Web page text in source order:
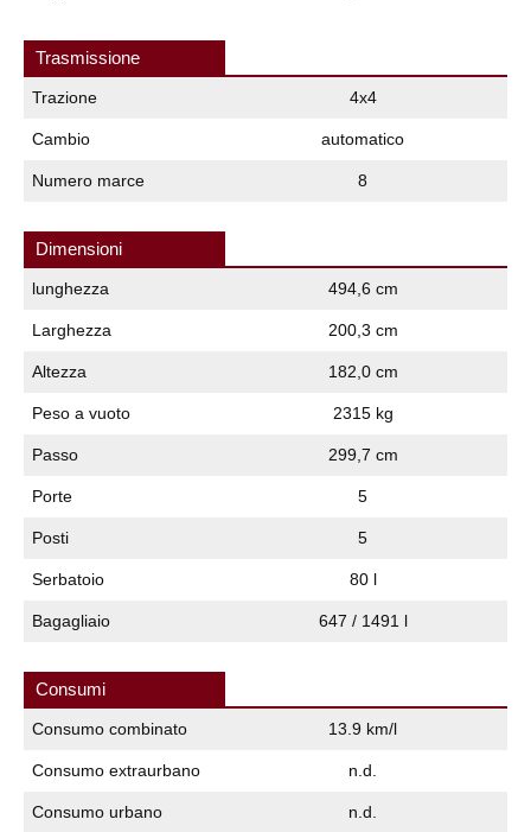
Trasmissione
Trazione 4x4
Cambio automatico
Numero marce 8
Dimensioni
lunghezza 494,6 cm
Larghezza 200,3 cm
Altezza 182,0 cm
Peso a vuoto 2315 kg
Passo 299,7 cm
Porte 5
Posti 5
Serbatoio 80 l
Bagagliaio 647 / 1491 l
Consumi
Consumo combinato 13.9 km/l
Consumo extraurbano n.d.
Consumo urbano n.d.